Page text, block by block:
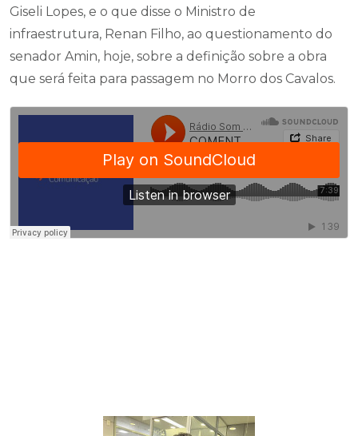
Giseli Lopes, e o que disse o Ministro de
infraestrutura, Renan Filho, ao questionamento do
senador Amin, hoje, sobre a definição sobre a obra
que será feita para passagem no Morro dos Cavalos.